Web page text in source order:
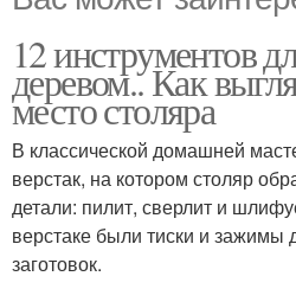
12 инструментов
деревом.. Как
место столяра
В классической домашней
верстак, на котором столяр
детали: пилит, сверлит и
верстаке были тиски и зажимы
заготовок.